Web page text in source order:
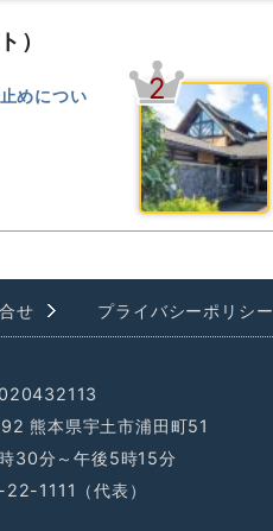
）
めについ
2
せ プライバシーポリシー
熊本県宇土市浦田町51
30分～午後5時15分
1111（代表）